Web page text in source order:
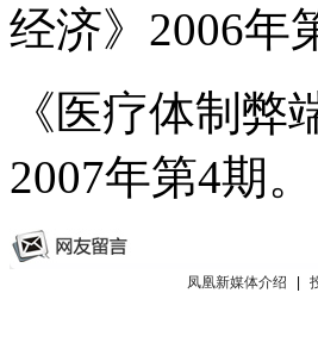
经济》2006年
《医疗体制
2007年第4期。
凤凰新媒体介绍